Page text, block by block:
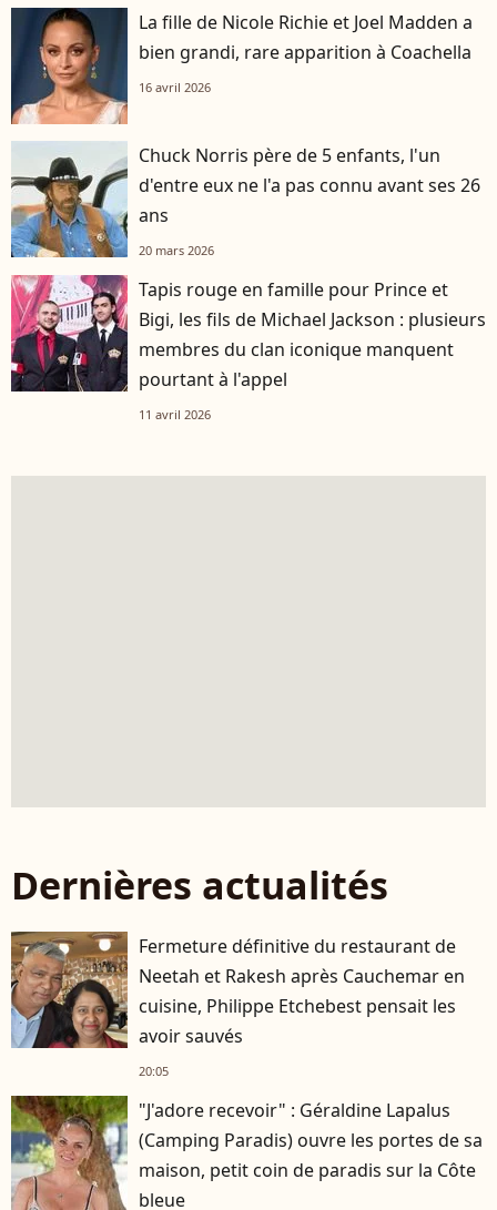
La fille de Nicole Richie et Joel Madden a
bien grandi, rare apparition à Coachella
16 avril 2026
Chuck Norris père de 5 enfants, l'un
d'entre eux ne l'a pas connu avant ses 26
ans
20 mars 2026
Tapis rouge en famille pour Prince et
Bigi, les fils de Michael Jackson : plusieurs
membres du clan iconique manquent
pourtant à l'appel
11 avril 2026
Dernières actualités
Fermeture définitive du restaurant de
Neetah et Rakesh après Cauchemar en
cuisine, Philippe Etchebest pensait les
avoir sauvés
20:05
"J'adore recevoir" : Géraldine Lapalus
(Camping Paradis) ouvre les portes de sa
maison, petit coin de paradis sur la Côte
bleue